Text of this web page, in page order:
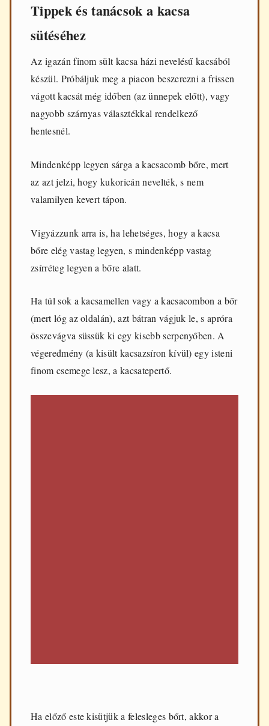
Tippek és tanácsok a kacsa
sütéséhez
Az igazán finom sült kacsa házi nevelésű kacsából
készül. Próbáljuk meg a piacon beszerezni a frissen
vágott kacsát még időben (az ünnepek előtt), vagy
nagyobb szárnyas választékkal rendelkező
hentesnél.
Mindenképp legyen sárga a kacsacomb bőre, mert
az azt jelzi, hogy kukoricán nevelték, s nem
valamilyen kevert tápon.
Vigyázzunk arra is, ha lehetséges, hogy a kacsa
bőre elég vastag legyen, s mindenképp vastag
zsírréteg legyen a bőre alatt.
Ha túl sok a kacsamellen vagy a kacsacombon a bőr
(mert lóg az oldalán), azt bátran vágjuk le, s apróra
összevágva süssük ki egy kisebb serpenyőben. A
végeredmény (a kisült kacsazsíron kívül) egy isteni
finom csemege lesz, a kacsatepertő.
Ha előző este kisütjük a felesleges bőrt, akkor a